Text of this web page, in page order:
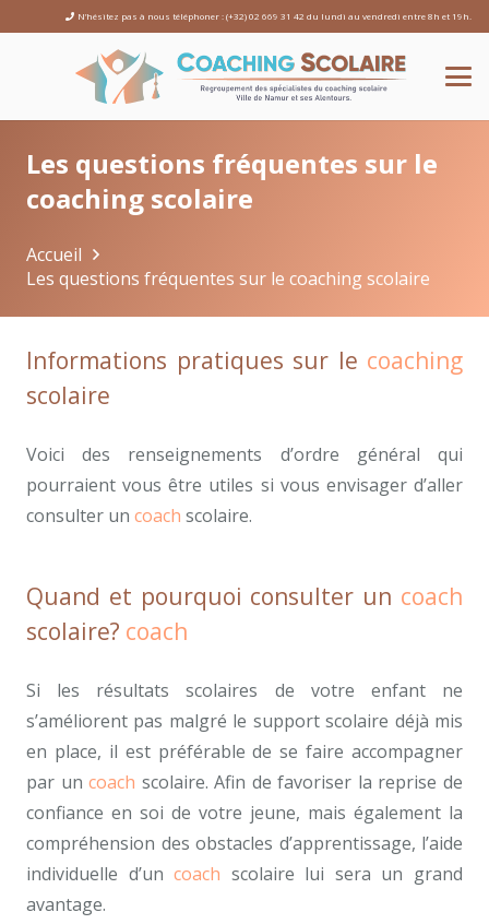
N’hésitez pas à nous téléphoner : (+32) 02 669 31 42 du lundi au vendredi entre 8h et 19h.
Les questions fréquentes sur le
coaching scolaire
Accueil
Les questions fréquentes sur le coaching scolaire
Informations pratiques sur le coaching
scolaire
Voici des renseignements d’ordre général qui
pourraient vous être utiles si vous envisager d’aller
consulter un coach scolaire.
Quand et pourquoi consulter un coach
scolaire? coach
Si les résultats scolaires de votre enfant ne
s’améliorent pas malgré le support scolaire déjà mis
en place, il est préférable de se faire accompagner
par uncoach scolaire. Afin de favoriser la reprise de
confiance en soi de votre jeune, mais également la
compréhension des obstacles d’apprentissage, l’aide
individuelle d’uncoach scolaire lui sera un grand
avantage.